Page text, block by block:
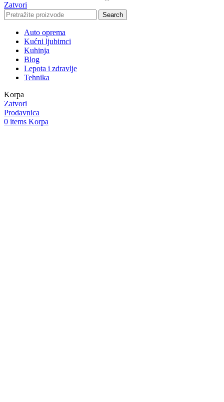
Zatvori
Search
Auto oprema
Kućni ljubimci
Kuhinja
Blog
Lepota i zdravlje
Tehnika
Korpa
Zatvori
Prodavnica
0 items Korpa